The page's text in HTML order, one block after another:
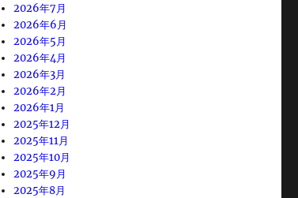
2026年7月
2026年6月
2026年5月
2026年4月
2026年3月
2026年2月
2026年1月
2025年12月
2025年11月
2025年10月
2025年9月
2025年8月